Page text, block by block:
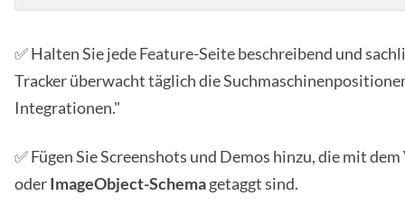
✅ Halten Sie jede Feature-Seite beschreibend und
Tracker überwacht täglich die
Integrationen."
✅ Fügen Sie Screenshots und Demos hinzu, die mit dem
oderImageObject-Schemagetaggt sind.